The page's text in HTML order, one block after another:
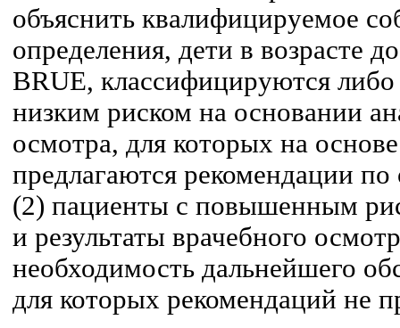
объяснить квалифицируемое
определения, дети в возрасте
BRUE, классифицируются
низким риском на основании
осмотра, для которых на
предлагаются рекомендации
(2) пациенты с повышенным
и результаты врачебного
необходимость дальнейшего
для которых рекомендаций не